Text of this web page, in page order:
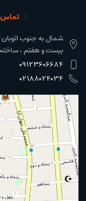
تماس
شمال به جنوب
بیست و هفتم ،
09123606684
02188024034